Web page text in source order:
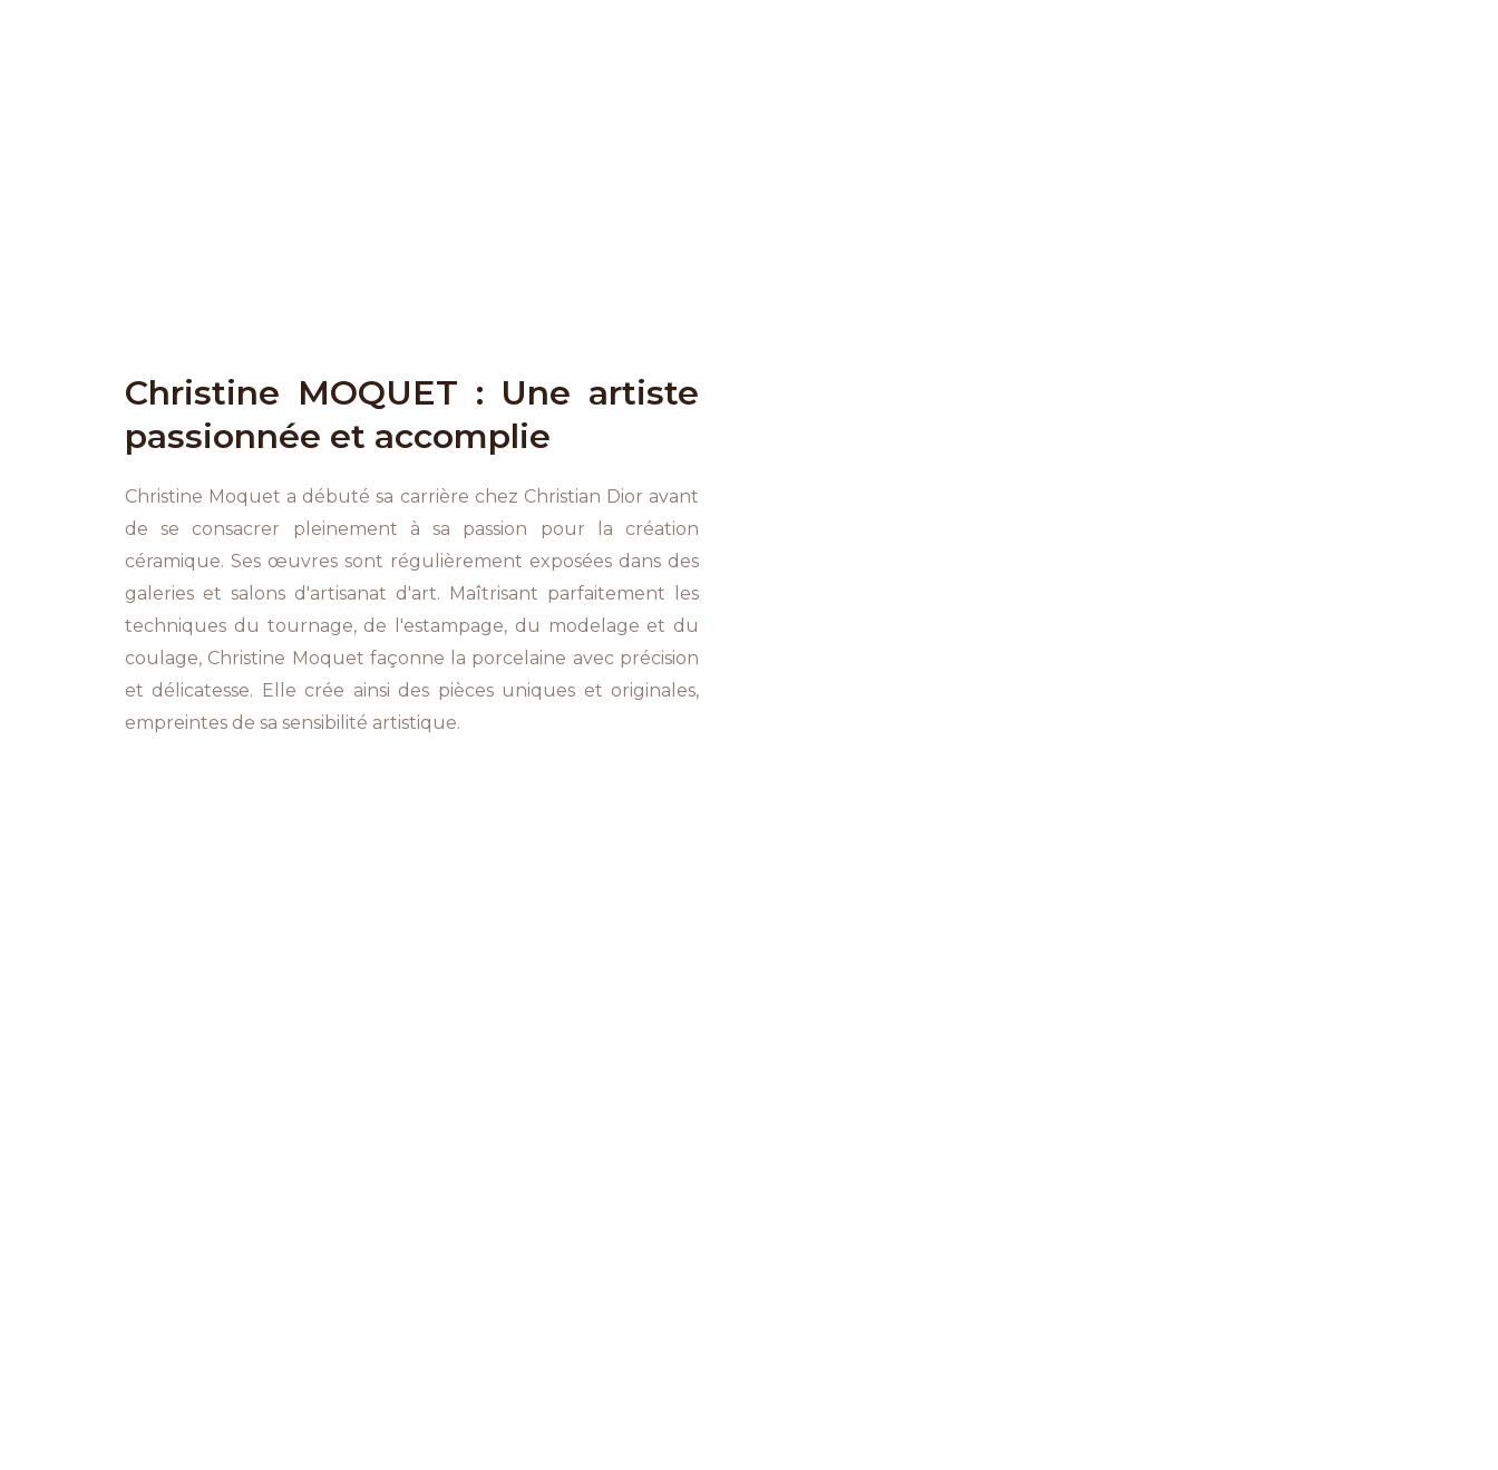
Christine MOQUET : Une artiste
passionnée et accomplie
Christine Moquet a débuté sa carrière chez Christian Dior avant
de se consacrer pleinement à sa passion pour la création
céramique. Ses œuvres sont régulièrement exposées dans des
galeries et salons d'artisanat d'art. Maîtrisant parfaitement les
techniques du tournage, de l'estampage, du modelage et du
coulage, Christine Moquet façonne la porcelaine avec précision
et délicatesse. Elle crée ainsi des pièces uniques et originales,
empreintes de sa sensibilité artistique.